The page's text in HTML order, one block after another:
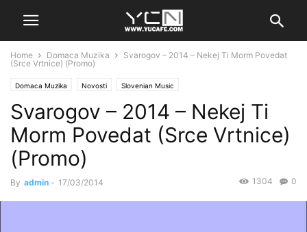
Home Domaca Muzika
Svarogov – 2014 – Nekej Ti Morm Povedat
(Srce Vrtnice) (Promo)
Domaca Muzika Novosti Slovenian Music
Svarogov – 2014 – Nekej Ti
Morm Povedat (Srce Vrtnice)
(Promo)
By admin - 17/03/2014 0
1304